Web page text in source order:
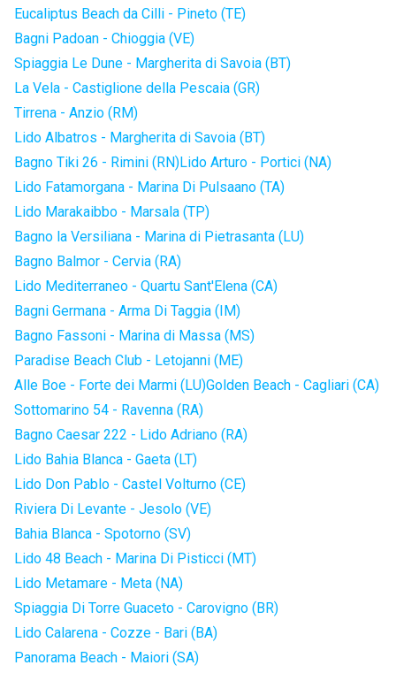
Eucaliptus Beach da Cilli - Pineto (TE)
Bagni Padoan - Chioggia (VE)
Spiaggia Le Dune - Margherita di Savoia (BT)
La Vela - Castiglione della Pescaia (GR)
Tirrena - Anzio (RM)
Lido Albatros - Margherita di Savoia (BT)
Bagno Tiki 26 - Rimini (RN)Lido Arturo - Portici (NA)
Lido Fatamorgana - Marina Di Pulsaano (TA)
Lido Marakaibbo - Marsala (TP)
Bagno la Versiliana - Marina di Pietrasanta (LU)
Bagno Balmor - Cervia (RA)
Lido Mediterraneo - Quartu Sant'Elena (CA)
Bagni Germana - Arma Di Taggia (IM)
Bagno Fassoni - Marina di Massa (MS)
Paradise Beach Club - Letojanni (ME)
Alle Boe - Forte dei Marmi (LU)Golden Beach - Cagliari (CA)
Sottomarino 54 - Ravenna (RA)
Bagno Caesar 222 - Lido Adriano (RA)
Lido Bahia Blanca - Gaeta (LT)
Lido Don Pablo - Castel Volturno (CE)
Riviera Di Levante - Jesolo (VE)
Bahia Blanca - Spotorno (SV)
Lido 48 Beach - Marina Di Pisticci (MT)
Lido Metamare - Meta (NA)
Spiaggia Di Torre Guaceto - Carovigno (BR)
Lido Calarena - Cozze - Bari (BA)
Panorama Beach - Maiori (SA)